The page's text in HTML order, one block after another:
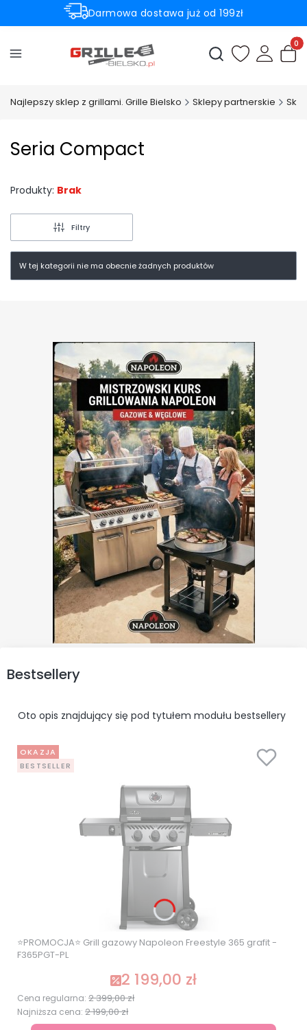
Darmowa dostawa już od 199zł
Otwórz
Najlepszy sklep z grillami. Grille Bielsko Sklepy partnerskie
Seria Compact
Produkty: Brak
Filtry
W tej kategorii nie ma obecnie żadnych produktów
Bestsellery
Oto opis znajdujący się pod tytułem modułu bestsellery
OKAZJA
BESTSELLER
⭐PROMOCJA⭐ Grill gazowy Napoleon Freestyle 365 grafit -
F365PGT-PL
Cena promocyjna
2 199,00 zł
Cena regularna: 2 399,00 zł
Najniższa cena: 2 199,00 zł